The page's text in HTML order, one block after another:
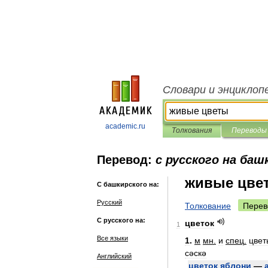
academic.ru
Словари и
Толкования Переводы
Перевод: с русского на
С башкирского на:
Русский
С русского на:
Все языки
Английский
живые
Толкование
1
цветок
1. м мн и спец
сәскә
цветок яблони —